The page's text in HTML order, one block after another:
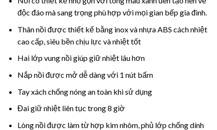
độc đáo mà sang trọng phù hợp với mọi gian bếp gia đình.
Thân nồi được thiết kế bằng inox và nhựa ABS cách nhiệt
cao cấp, siêu bền chịu lực và nhiệt tốt
Hai lớp vung nồi giúp giữ nhiệt lâu hơn
Nắp nồi được mở dễ dàng với 1 nút bấm
Tay xách chống nóng an toàn khi sử dụng
Đai giữ nhiệt liên tục trong 8 giờ
Lòng nồi được làm từ hợp kim nhôm, phủ lớp chống dính